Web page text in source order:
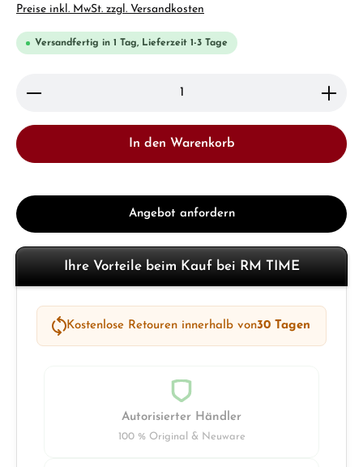
Preise inkl. MwSt. zzgl. Versandkosten
Versandfertig in 1 Tag, Lieferzeit 1-3 Tage
Produkt Anzahl: Gib den gewünschten Wert ein
In den Warenkorb
Angebot anfordern
Ihre Vorteile beim Kauf bei RM TIME
Kostenlose Retouren innerhalb von30 Tagen
Autorisierter Händler
100 % Original & Neuware